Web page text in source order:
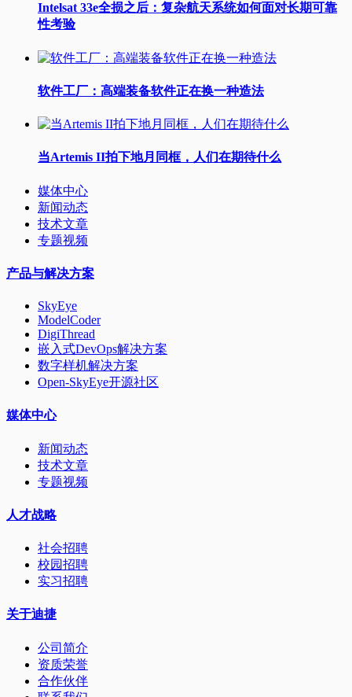
Intelsat 33e全损之后：复杂航天系统如何面对长期可靠
性考验
软件工厂：高端装备软件正在换一种造法
当Artemis II拍下地月同框，人们在期待什么
媒体中心
新闻动态
技术文章
专题视频
产品与解决方案
SkyEye
ModelCoder
DigiThread
嵌入式DevOps解决方案
数字样机解决方案
Open-SkyEye开源社区
媒体中心
新闻动态
技术文章
专题视频
人才战略
社会招聘
校园招聘
实习招聘
关于迪捷
公司简介
资质荣誉
合作伙伴